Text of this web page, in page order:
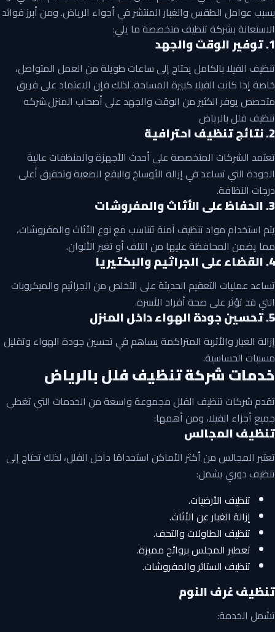
بسبب عوامل الطقس والغبار المنتشر في أجواء الرياض. ومن أبرز فوائد
الاستعانة بشركة تنظيف متخصصة ما يلي:
1. توفير الوقت والجهد
تنظيف الفيلا بالكامل يحتاج إلى ساعات طويلة من العمل المتواصل،
خاصة إذا كانت الفيلا كبيرة المساحة. لذلك فإن الاعتماد على فريق
متخصص يوفر الكثير من الوقت والجهد على أصحاب المنزل.شركه
تنظيف فلل بالرياض
2. نتائج تنظيف احترافية
تعتمد الشركات المتخصصة على أحدث الأجهزة والمنظفات عالية
الجودة التي تساعد في إزالة الأوساخ والبقع الصعبة وتحقيق أعلى
درجات النظافة.
3. الحفاظ على الأثاث والمفروشات
يتم استخدام مواد تنظيف آمنة تتناسب مع نوع الأثاث والمفروشات،
مما يضمن المحافظة عليها من التلف أو تغير الألوان.
4. القضاء على الجراثيم والبكتيريا
تساعد عمليات التعقيم الحديثة على التخلص من الجراثيم والميكروبات
التي قد تؤثر على صحة أفراد الأسرة.
5. تحسين جودة الهواء داخل المنزل
إزالة الغبار والأتربة المتراكمة يساهم في تحسين جودة الهواء وتقليل
مسببات الحساسية.
خدمات شركة تنظيف فلل بالرياض
تقدم شركات تنظيف الفلل مجموعة واسعة من الخدمات التي تغطي
جميع أجزاء الفيلا، ومن أهمها:
تنظيف المجالس
تعتبر المجالس من أكثر الأماكن استخدامًا داخل الفلل، لذلك تحتاج إلى
تنظيف دوري يشمل:
تنظيف الأرضيات.
إزالة الغبار عن الأثاث.
تنظيف الطاولات والتحف.
تعطير المجلس بروائح مميزة.
تنظيف الستائر والمفروشات.
تنظيف غرف النوم
تشمل الخدمة: